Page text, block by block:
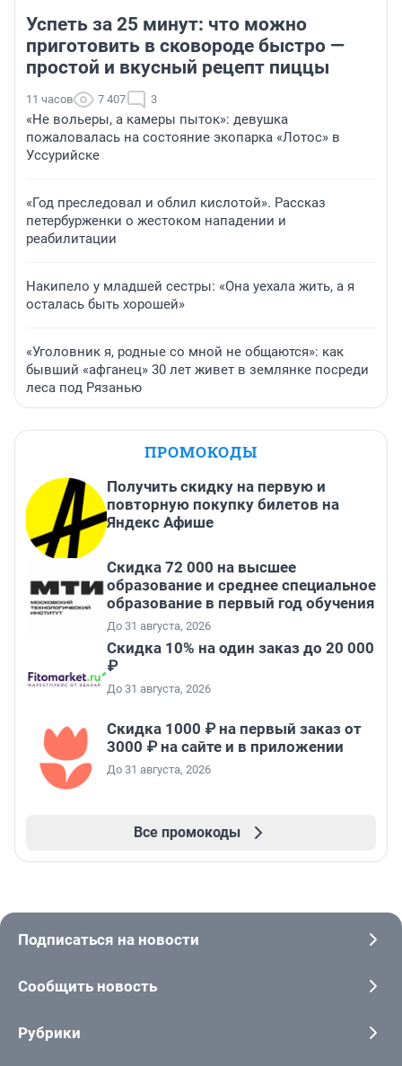
Успеть за 25 минут: что можно
приготовить в сковороде быстро —
простой и вкусный рецепт пиццы
11 часов 7 407 3
«Не вольеры, а камеры пыток»: девушка
пожаловалась на состояние экопарка «Лотос» в
Уссурийске
«Год преследовал и облил кислотой». Рассказ
петербурженки о жестоком нападении и
реабилитации
Накипело у младшей сестры: «Она уехала жить, а я
осталась быть хорошей»
«Уголовник я, родные со мной не общаются»: как
бывший «афганец» 30 лет живет в землянке посреди
леса под Рязанью
ПРОМОКОДЫ
Получить скидку на первую и
повторную покупку билетов на
Яндекс Афише
Скидка 72 000 на высшее
образование и среднее специальное
образование в первый год обучения
До 31 августа, 2026
Скидка 10% на один заказ до 20 000
₽
До 31 августа, 2026
Скидка 1000 ₽ на первый заказ от
3000 ₽ на сайте и в приложении
До 31 августа, 2026
Все промокоды
Подписаться на новости
Сообщить новость
Рубрики